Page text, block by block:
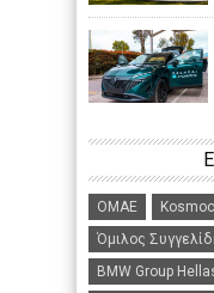
ΟΜΑΕ
Όμιλος
BMW Group